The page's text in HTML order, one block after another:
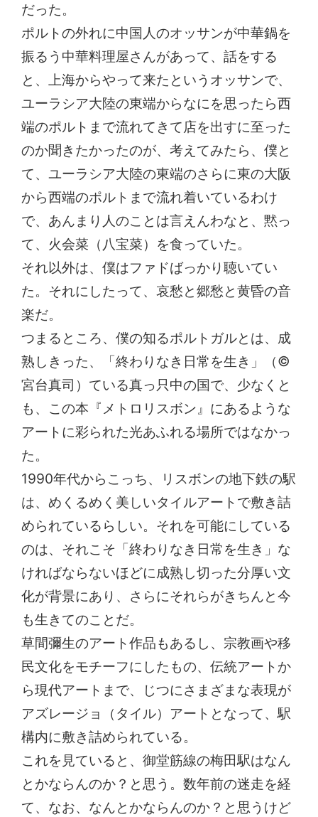
だった。
ポルトの外れに中国人のオッサンが中華鍋を
振るう中華料理屋さんがあって、話をする
と、上海からやって来たというオッサンで、
ユーラシア大陸の東端からなにを思ったら西
端のポルトまで流れてきて店を出すに至った
のか聞きたかったのが、考えてみたら、僕と
て、ユーラシア大陸の東端のさらに東の大阪
から西端のポルトまで流れ着いているわけ
で、あんまり人のことは言えんわなと、黙っ
て、火会菜（八宝菜）を食っていた。
それ以外は、僕はファドばっかり聴いてい
た。それにしたって、哀愁と郷愁と黄昏の音
楽だ。
つまるところ、僕の知るポルトガルとは、成
熟しきった、「終わりなき日常を生き」（©︎
宮台真司）ている真っ只中の国で、少なくと
も、この本『メトロリスボン』にあるような
アートに彩られた光あふれる場所ではなかっ
た。
1990年代からこっち、リスボンの地下鉄の駅
は、めくるめく美しいタイルアートで敷き詰
められているらしい。それを可能にしている
のは、それこそ「終わりなき日常を生き」な
ければならないほどに成熟し切った分厚い文
化が背景にあり、さらにそれらがきちんと今
も生きてのことだ。
草間彌生のアート作品もあるし、宗教画や移
民文化をモチーフにしたもの、伝統アートか
ら現代アートまで、じつにさまざまな表現が
アズレージョ（タイル）アートとなって、駅
構内に敷き詰められている。
これを見ていると、御堂筋線の梅田駅はなん
とかならんのか？と思う。数年前の迷走を経
て、なお、なんとかならんのか？と思うけど